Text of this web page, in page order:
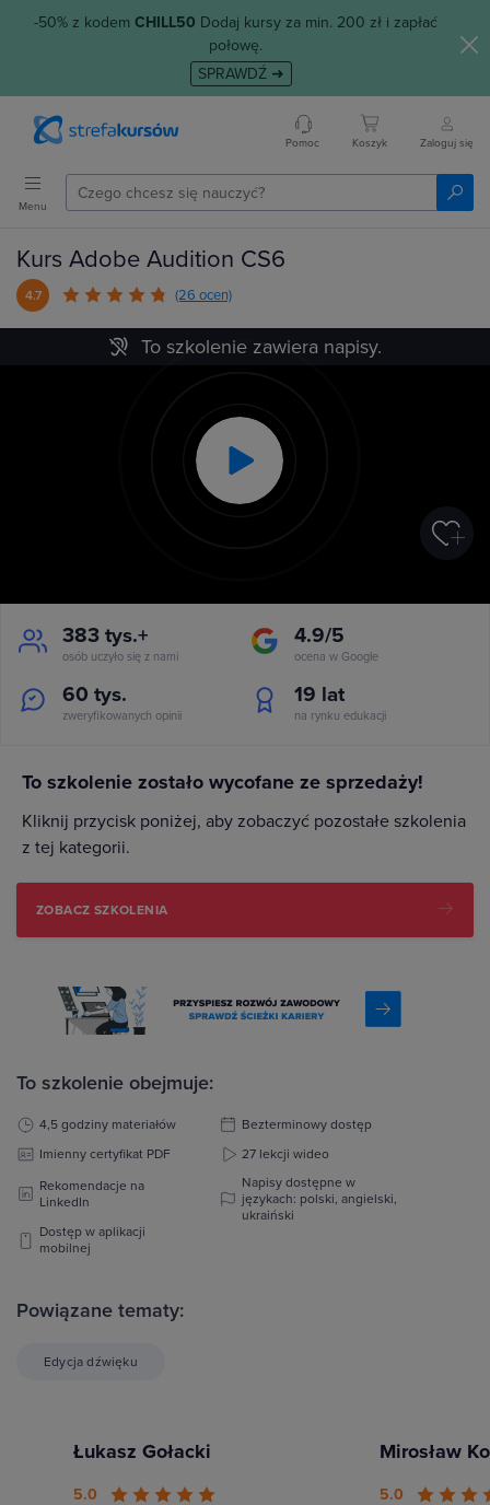
-50% z kodem CHILL50 Dodaj kursy za min. 200 zł i zapłać
połowę.
SPRAWDŹ ➜
Pomoc Koszyk Zaloguj się
Menu
Kurs Adobe Audition CS6
4.7 (26 ocen)
Play
To szkolenie zawiera napisy.
383 tys.+
osób uczyło się z nami
4.9/5
ocena w Google
60 tys.
zweryfikowanych opinii
19 lat
na rynku edukacji
To szkolenie zostało wycofane ze sprzedaży!
Kliknij przycisk poniżej, aby zobaczyć pozostałe szkolenia
z tej kategorii.
ZOBACZ SZKOLENIA
To szkolenie obejmuje:
4,5 godziny materiałów
Bezterminowy dostęp
Imienny certyfikat PDF
27 lekcji wideo
Rekomendacje na
LinkedIn
Napisy dostępne w
językach: polski, angielski,
ukraiński
Dostęp w aplikacji
mobilnej
Powiązane tematy:
Edycja dźwięku
Łukasz Gołacki
5.0
Mirosław
5.0